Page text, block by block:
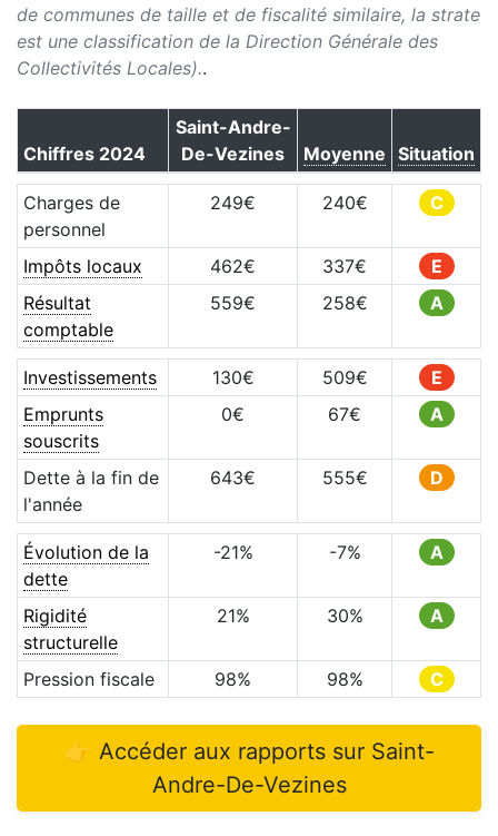
de communes de taille et de fiscalité similaire, la strate
est une classification de la Direction Générale des
Collectivités Locales)..
Chiffres 2024
Saint-Andre-
De-Vezines
Moyenne Situation
Charges de
personnel
249€ 240€ C
Impôts locaux 462€ 337€
E
Résultat
comptable
559€ 258€ A
Investissements 130€ 509€
E
Emprunts
souscrits
0€ 67€ A
Dette à la fin de
l'année
643€ 555€ D
Évolution de la
dette
-21% -7% A
Rigidité
structurelle
21% 30% A
Pression fiscale 98% 98% C
👉 Accéder aux rapports sur Saint-
Andre-De-Vezines